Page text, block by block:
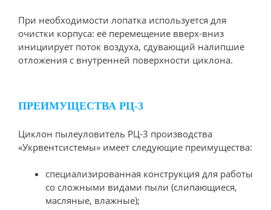
При необходимости лопатка используется для
очистки корпуса: её перемещение вверх-вниз
инициирует поток воздуха, сдувающий налипшие
отложения с внутренней поверхности циклона.
ПРЕИМУЩЕСТВА РЦ-3
Циклон пылеуловитель РЦ-3 производства
«Укрвентсистемы» имеет следующие преимущества:
специализированная конструкция для работы
со сложными видами пыли (слипающиеся,
масляные, влажные);